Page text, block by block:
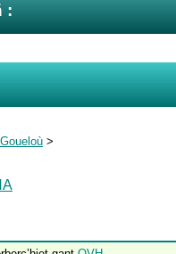
:
>